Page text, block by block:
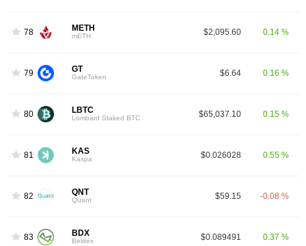
78 METH
mETH $2,095.60 0.14 %
79 GT
GateToken $6.64 0.16 %
80 LBTC
Lombard Staked BTC $65,037.10 0.15 %
81 KAS
Kaspa $0.026028 0.55 %
82 QNT
Quant $59.15 -0.08 %
83 BDX
Beldex $0.089491 0.37 %